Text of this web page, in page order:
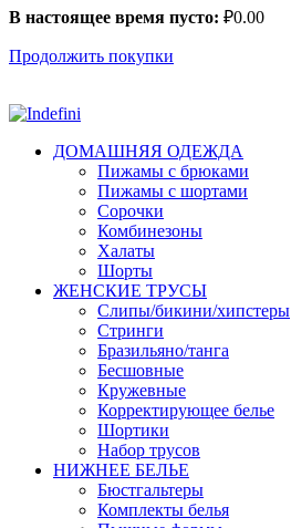
В настоящее время пусто: ₽0.00
Продолжить покупки
ДОМАШНЯЯ ОДЕЖДА
Пижамы с брюками
Пижамы с шортами
Сорочки
Комбинезоны
Халаты
Шорты
ЖЕНСКИЕ ТРУСЫ
Слипы/бикини/хипстеры
Стринги
Бразильяно/танга
Бесшовные
Кружевные
Корректирующее белье
Шортики
Набор трусов
НИЖНЕЕ БЕЛЬЕ
Бюстгальтеры
Комплекты белья